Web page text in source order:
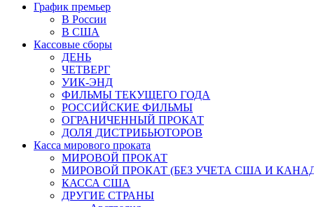
График премьер
В России
В США
Кассовые сборы
ДЕНЬ
ЧЕТВЕРГ
УИК-ЭНД
ФИЛЬМЫ ТЕКУЩЕГО ГОДА
РОССИЙСКИЕ ФИЛЬМЫ
ОГРАНИЧЕННЫЙ ПРОКАТ
ДОЛЯ ДИСТРИБЬЮТОРОВ
Касса мирового проката
МИРОВОЙ ПРОКАТ
МИРОВОЙ ПРОКАТ (БЕЗ УЧЕТА США И
КАССА США
ДРУГИЕ СТРАНЫ